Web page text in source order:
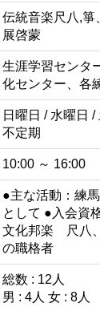
伝統音楽尺八,箏
展啓蒙
生涯学習センタ
化センター、各
日曜日 / 水曜日 /
不定期
●主な活動：練
として ●入会資
文化邦楽 尺八
の職格者
総数 : 12人
男 : 4人 女 : 8人